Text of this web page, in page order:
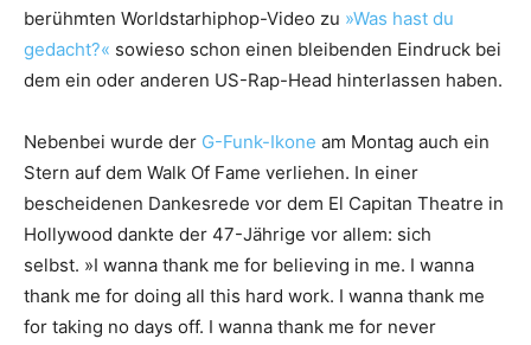
berühmten Worldstarhiphop-Video zu »Was hast du
gedacht?« sowieso schon einen bleibenden Eindruck bei
dem ein oder anderen US-Rap-Head hinterlassen haben.
Nebenbei wurde der G-Funk-Ikone am Montag auch ein
Stern auf dem Walk Of Fame verliehen. In einer
bescheidenen Dankesrede vor dem El Capitan Theatre in
Hollywood dankte der 47-Jährige vor allem: sich
selbst. »I wanna thank me for believing in me. I wanna
thank me for doing all this hard work. I wanna thank me
for taking no days off. I wanna thank me for never